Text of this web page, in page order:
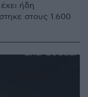
ήδη
στους 1.600